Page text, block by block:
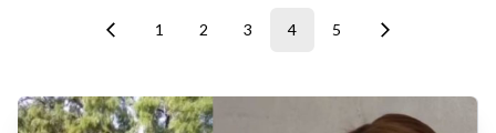
1 2 3 4 5